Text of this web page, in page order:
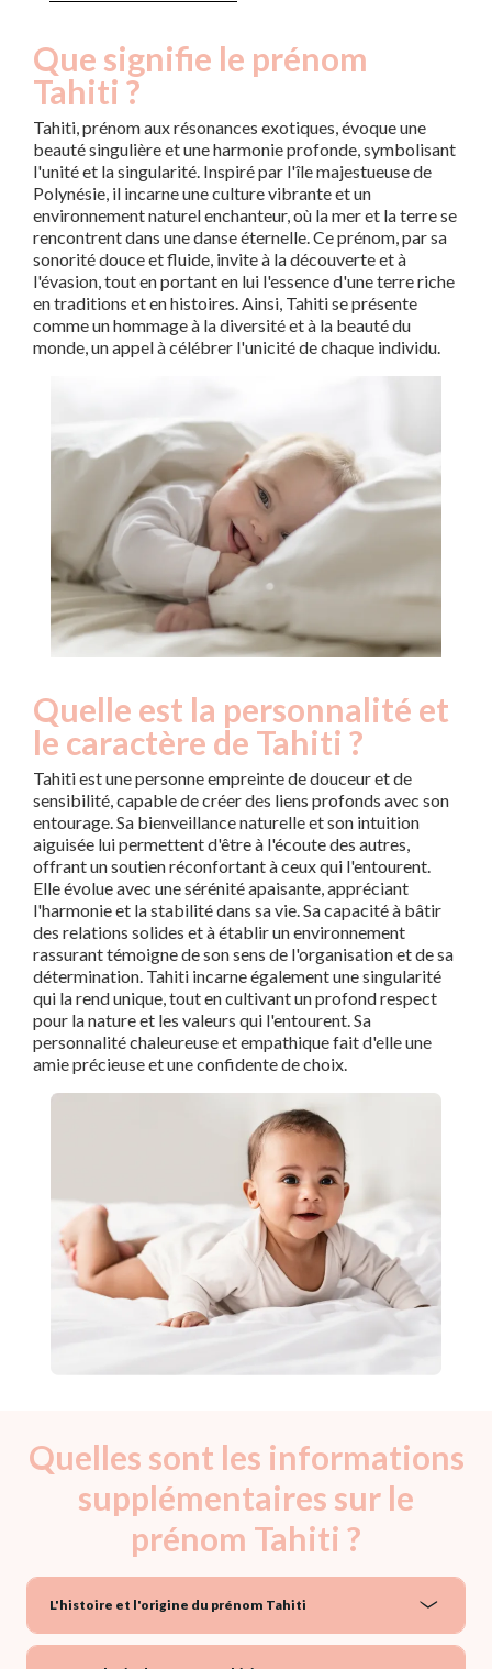
Que signifie le prénom
Tahiti ?
Tahiti, prénom aux résonances exotiques, évoque une
beauté singulière et une harmonie profonde, symbolisant
l'unité et la singularité. Inspiré par l'île majestueuse de
Polynésie, il incarne une culture vibrante et un
environnement naturel enchanteur, où la mer et la terre se
rencontrent dans une danse éternelle. Ce prénom, par sa
sonorité douce et fluide, invite à la découverte et à
l'évasion, tout en portant en lui l'essence d'une terre riche
en traditions et en histoires. Ainsi, Tahiti se présente
comme un hommage à la diversité et à la beauté du
monde, un appel à célébrer l'unicité de chaque individu.
Quelle est la personnalité et
le caractère de Tahiti ?
Tahiti est une personne empreinte de douceur et de
sensibilité, capable de créer des liens profonds avec son
entourage. Sa bienveillance naturelle et son intuition
aiguisée lui permettent d'être à l'écoute des autres,
offrant un soutien réconfortant à ceux qui l'entourent.
Elle évolue avec une sérénité apaisante, appréciant
l'harmonie et la stabilité dans sa vie. Sa capacité à bâtir
des relations solides et à établir un environnement
rassurant témoigne de son sens de l'organisation et de sa
détermination. Tahiti incarne également une singularité
qui la rend unique, tout en cultivant un profond respect
pour la nature et les valeurs qui l'entourent. Sa
personnalité chaleureuse et empathique fait d'elle une
amie précieuse et une confidente de choix.
Quelles sont les informations
supplémentaires sur le
prénom Tahiti ?
L'histoire et l'origine du prénom Tahiti